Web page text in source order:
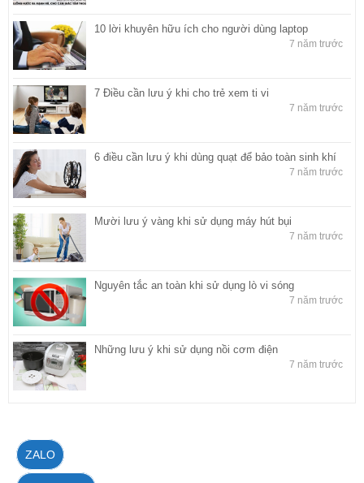
10 lời khuyên hữu ích cho người dùng laptop
7 năm trước
7 Điều cần lưu ý khi cho trẻ xem ti vi
7 năm trước
6 điều cần lưu ý khi dùng quạt để bảo toàn sinh khí
7 năm trước
Mười lưu ý vàng khi sử dụng máy hút bụi
7 năm trước
Nguyên tắc an toàn khi sử dụng lò vi sóng
7 năm trước
Những lưu ý khi sử dụng nồi cơm điện
7 năm trước
ZALO